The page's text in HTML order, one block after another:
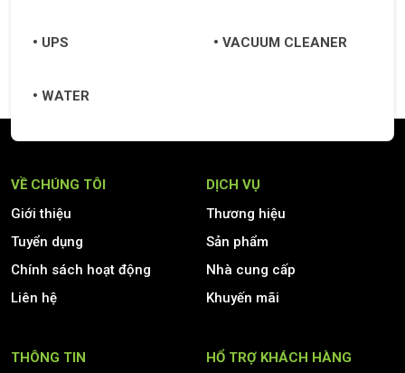
UPS VACUUM CLEANER
WATER
VỀ CHÚNG TÔI
Giới thiệu
Tuyển dụng
Chính sách hoạt động
Liên hệ
DỊCH VỤ
Thương hiệu
Sản phẩm
Nhà cung cấp
Khuyến mãi
THÔNG TIN
HỔ TRỢ KHÁCH HÀNG